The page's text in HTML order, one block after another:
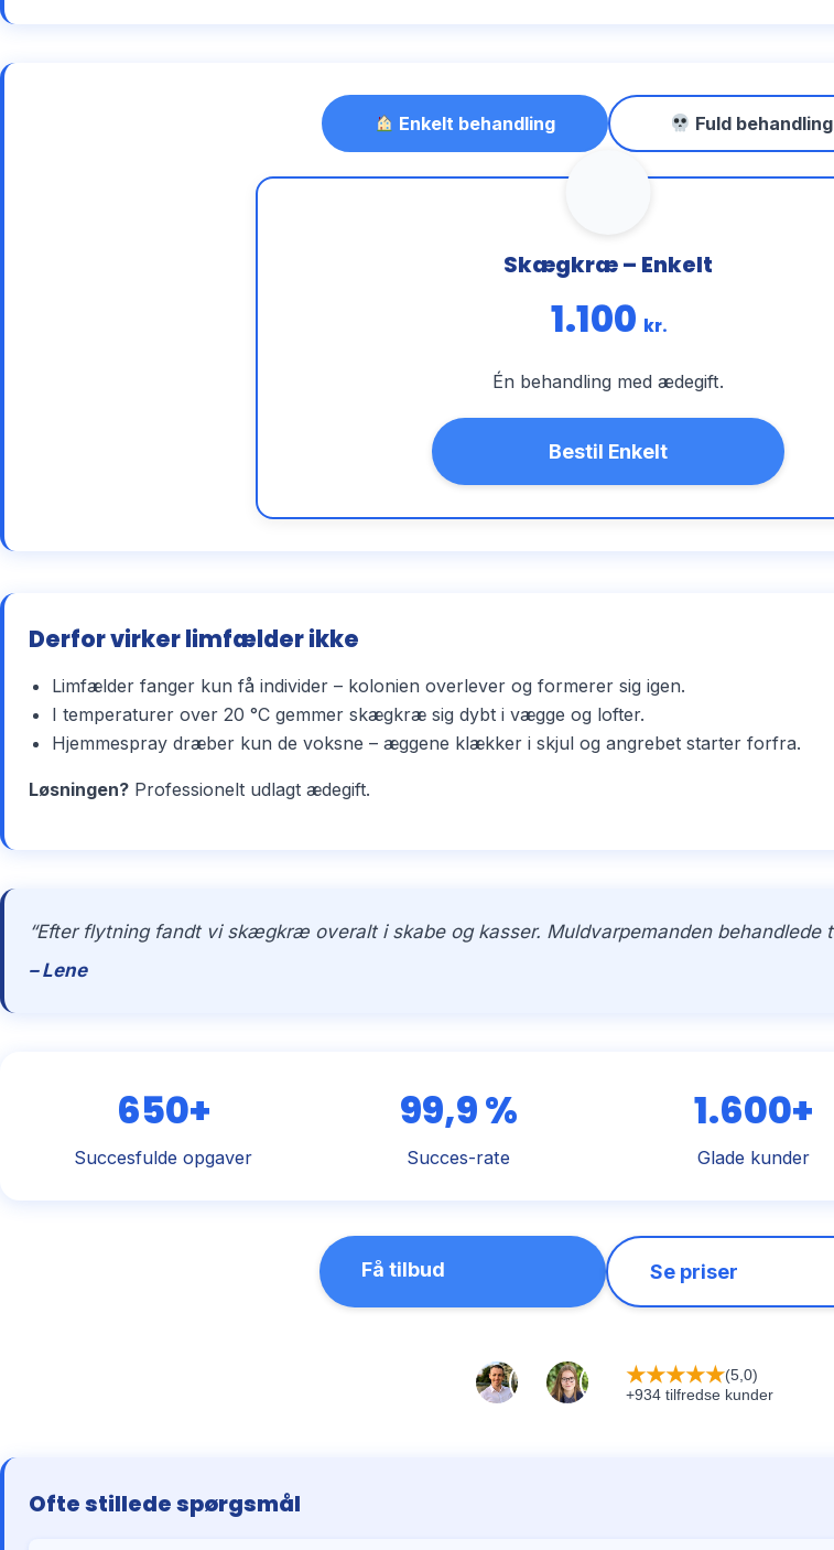
Enkelt behandling Fuld behandling
Skægkræ – Enkelt
1.100 kr.
Én behandling med ædegift.
Bestil Enkelt
Derfor virker limfælder ikke
Limfælder fanger kun få individer – kolonien overlever og formerer sig igen.
I temperaturer over 20 °C gemmer skægkræ sig dybt i vægge og lofter.
Hjemmespray dræber kun de voksne – æggene klækker i skjul og angrebet starter forfra.
Løsningen? Professionelt udlagt ædegift.
“Efter flytning fandt vi skægkræ overalt i skabe og kasser. Muldvarpemanden behandlede
– Lene
650+
Succesfulde opgaver
99,9 %
Succes-rate
1.600+
Glade kunder
Få tilbud Se priser
★★★★★(5,0)
+934 tilfredse kunder
Ofte stillede spørgsmål